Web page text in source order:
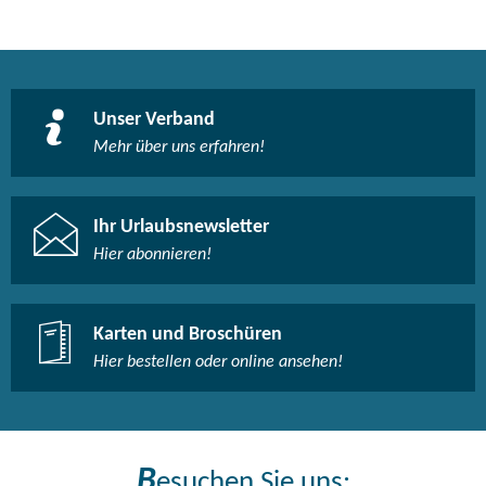
Flure
Breite der Flure, die zu den Aufzügen führen: >150 cm
Breite der Flure, die zu den Zimmern führen: >150 cm
Breite der Flure, die zu sonstigen Einrichtungen (z.B.
Aufzug
Zugang stufenlos
Türen, Flure und Durchgänge: 84 cm
Breite der Aufzugstür: 84 cm
Länge der Aufzugskabine: >150 cm
Länge der Bewegungsfläche vor dem Aufzug: >150 cm
Unser Verband
Mehr über uns erfahren!
Ihr Urlaubsnewsletter
Hier abonnieren!
Karten und Broschüren
Hier bestellen oder online ansehen!